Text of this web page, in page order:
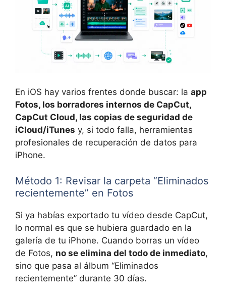
En iOS hay varios frentes donde buscar: la app
Fotos, los borradores internos de CapCut,
CapCut Cloud, las copias de seguridad de
iCloud/iTunes y, si todo falla, herramientas
profesionales de recuperación de datos para
iPhone.
Método 1: Revisar la carpeta “Eliminados
recientemente” en Fotos
Si ya habías exportado tu vídeo desde CapCut,
lo normal es que se hubiera guardado en la
galería de tu iPhone. Cuando borras un vídeo
de Fotos, no se elimina del todo de inmediato,
sino que pasa al álbum “Eliminados
recientemente” durante 30 días.